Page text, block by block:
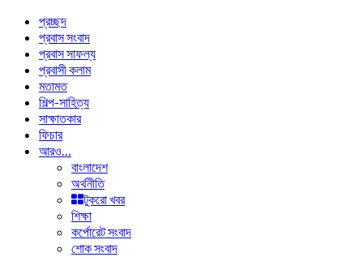
প্রচ্ছদ
প্রবাস সংবাদ
প্রবাস সাফল্য
প্রবাসী কলাম
মতামত
শিল্প-সাহিত্য
সাক্ষাতকার
ফিচার
আরও…
বাংলাদেশ
অর্থনীতি
টুকরো খবর
শিক্ষা
কর্পোরেট সংবাদ
শোক সংবাদ